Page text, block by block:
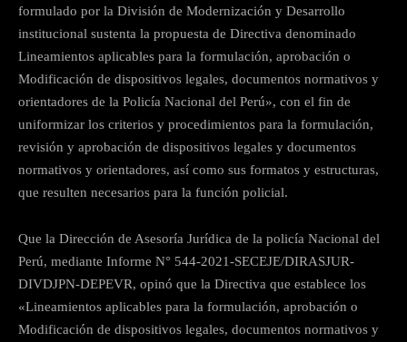
formulado por la División de Modernización y Desarrollo
institucional sustenta la propuesta de Directiva denominado
Lineamientos aplicables para la formulación, aprobación o
Modificación de dispositivos legales, documentos normativos y
orientadores de la Policía Nacional del Perú», con el fin de
uniformizar los criterios y procedimientos para la formulación,
revisión y aprobación de dispositivos legales y documentos
normativos y orientadores, así como sus formatos y estructuras,
que resulten necesarios para la función policial.
Que la Dirección de Asesoría Jurídica de la policía Nacional del
Perú, mediante Informe N° 544-2021-SECEJE/DIRASJUR-
DIVDJPN-DEPEVR, opinó que la Directiva que establece los
«Lineamientos aplicables para la formulación, aprobación o
Modificación de dispositivos legales, documentos normativos y